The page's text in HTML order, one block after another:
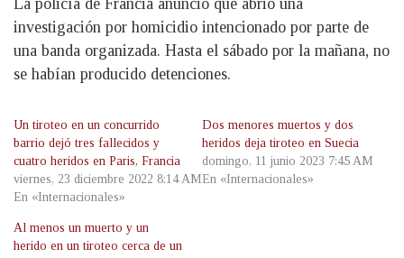
La policía de Francia anunció que abrió una
investigación por homicidio intencionado por parte de
una banda organizada. Hasta el sábado por la mañana, no
se habían producido detenciones.
Un tiroteo en un concurrido
barrio dejó tres fallecidos y
cuatro heridos en Paris, Francia
viernes, 23 diciembre 2022 8:14 AM
En «Internacionales»
Dos menores muertos y dos
heridos deja tiroteo en Suecia
domingo, 11 junio 2023 7:45 AM
En «Internacionales»
Al menos un muerto y un
herido en un tiroteo cerca de un